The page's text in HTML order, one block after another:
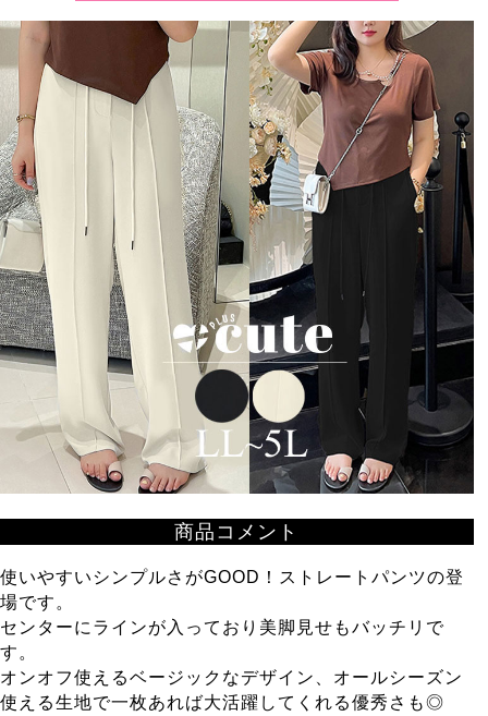
商品コメント
使いやすいシンプルさがGOOD！ストレートパンツの登
場です。
センターにラインが入っており美脚見せもバッチリで
す。
オンオフ使えるベージックなデザイン、オールシーズン
使える生地で一枚あれば大活躍してくれる優秀さも◎